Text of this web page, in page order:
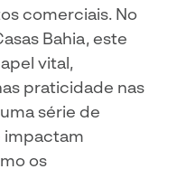
comerciais. No
Bahia, este
vital,
praticidade nas
série de
impactam
os